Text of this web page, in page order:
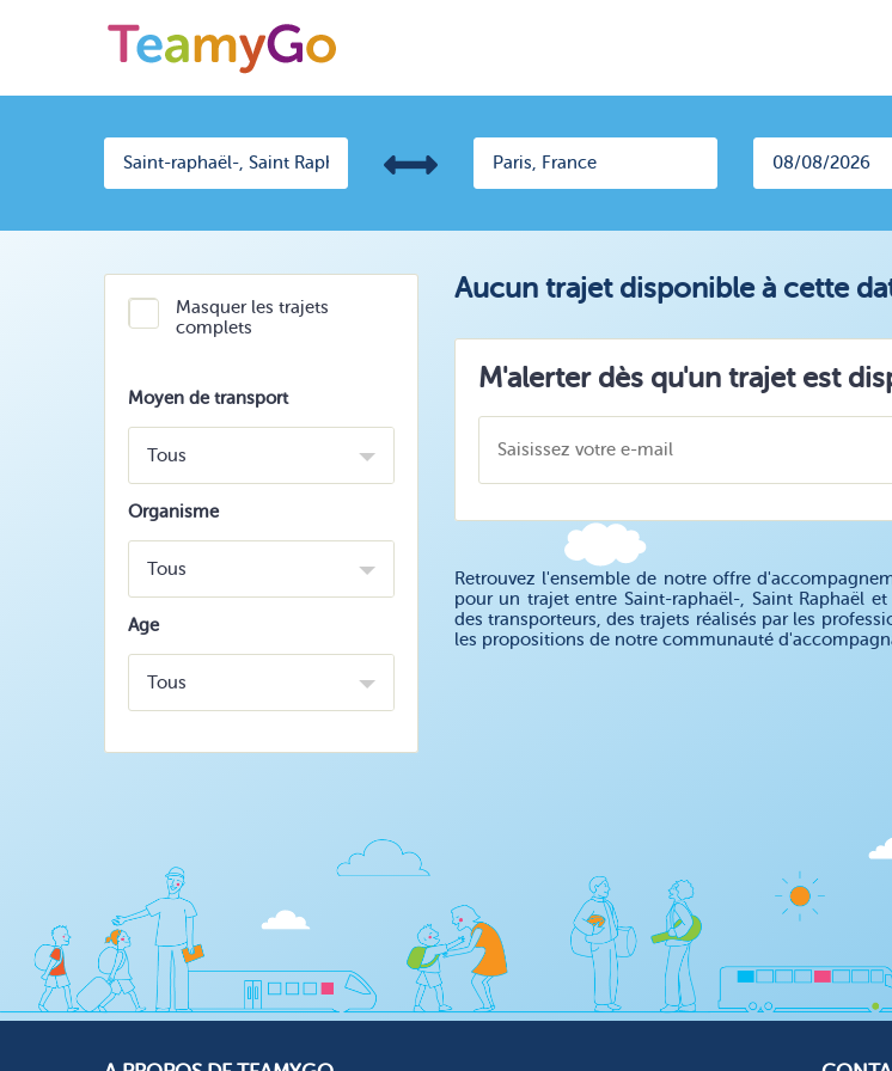
Masquer les trajets
complets
Moyen de transport
Tous
Organisme
Tous
Age
Tous
Aucun trajet disponible à cette
M'alerter dès qu'un trajet est
Retrouvez l'ensemble de notre offre
pour un trajet entre Saint-raphaël-, Saint Raphaël
des transporteurs, des trajets réalisés par les
les propositions de notre communauté